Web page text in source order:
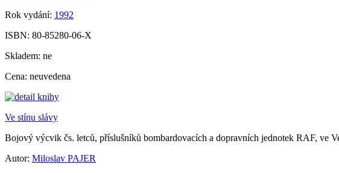
Rok vydání: 1992
ISBN: 80-85280-06-X
Skladem: ne
Cena: neuvedena
Ve stínu slávy
Bojový výcvik čs. letců, příslušníků bombardovacích a dopravních jednotek RAF, ve
Autor: Miloslav PAJER